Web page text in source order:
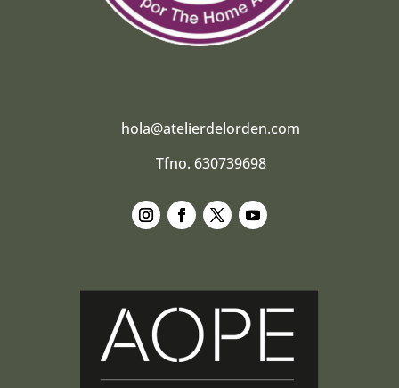
hola@atelierdelorden.com
Tfno. 630739698